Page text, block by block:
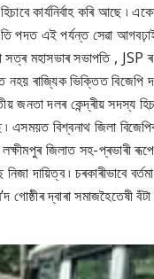
কাৰ্যনিৰ্বাহ কৰি আছে ৷
পদত এই পৰ্যন্ত সেৱা
সত্ৰ মহাসভাৰ সভাপতি , JSP
নহয় ৰাজ্যিক ভিক্তিত বিজেপি
জনতা দলৰ কেন্দ্ৰীয় সদস্য
বিশ্বনাথ জিলা
জিলাত সহ-প্ৰভাৰী
দায়িত্ব ৷ চৰকাৰীভাবে
দ্বাৰা সমাজহৈতেষী